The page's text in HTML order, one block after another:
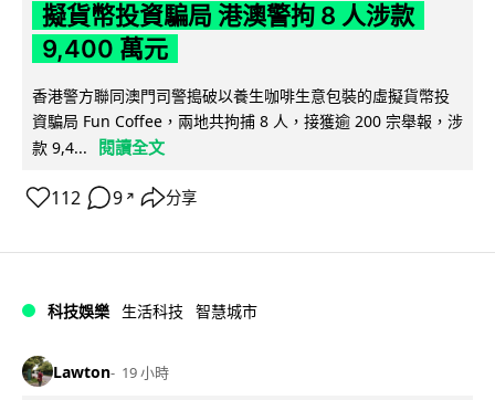
擬貨幣投資騙局 港澳警拘 8 人涉款
9,400 萬元
香港警方聯同澳門司警搗破以養生咖啡生意包裝的虛擬貨幣投
資騙局 Fun Coffee，兩地共拘捕 8 人，接獲逾 200 宗舉報，涉
款 9,4...
閱讀全文
112 9 ↗ 分享
科技娛樂 生活科技 智慧城市
Lawton 19 小時